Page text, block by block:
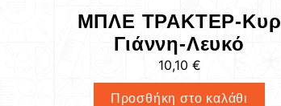
ΜΠΛΕ ΤΡΑΚΤΕΡ-Κυρ
Γιάννη-Λευκό
10,10 €
Προσθήκη στο καλάθι